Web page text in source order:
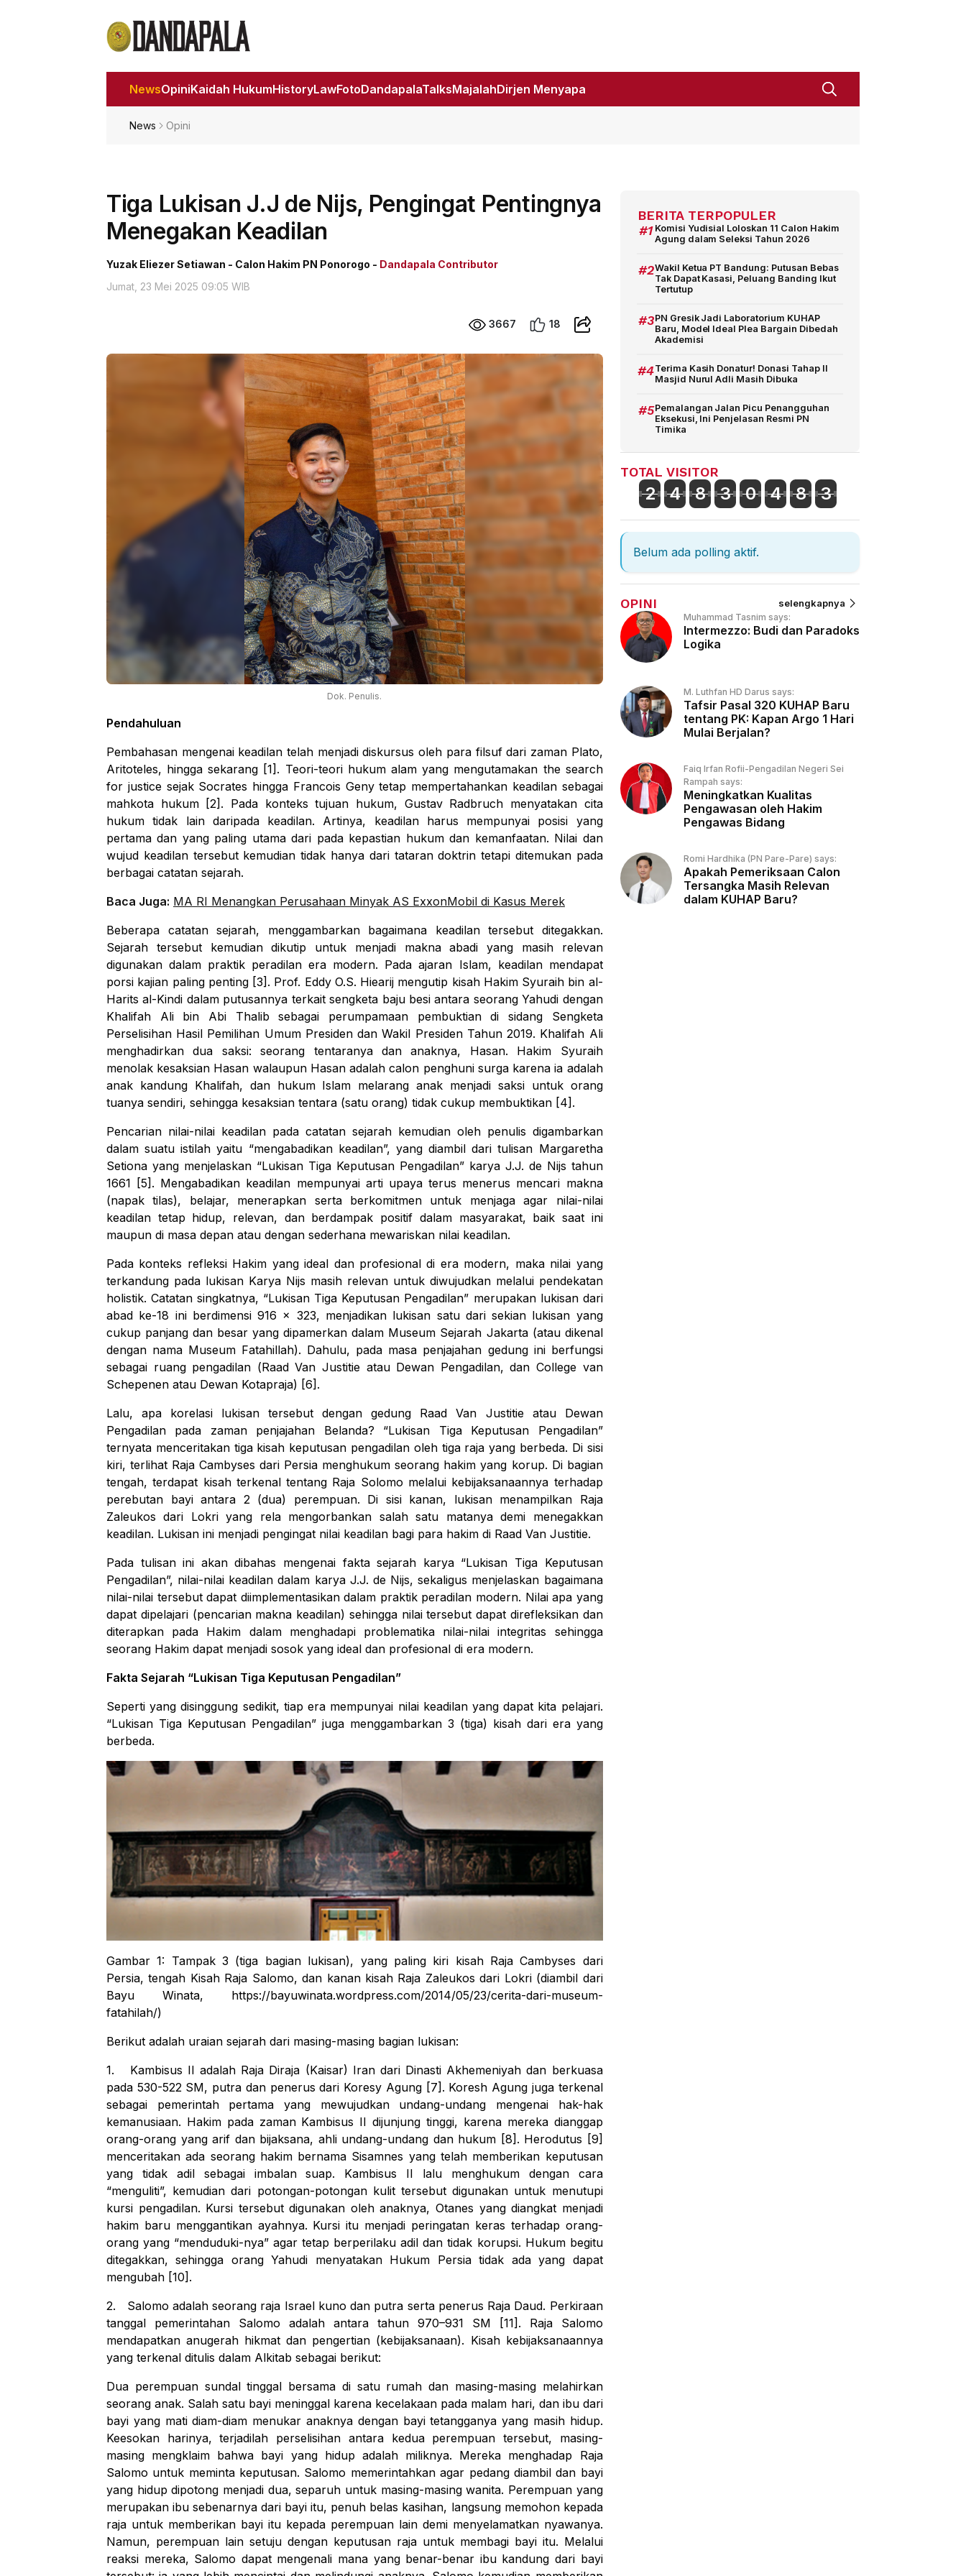
NewsOpiniKaidah HukumHistoryLawFotoDandapalaTalksMajalahDirjen Menyapa
News Opini
Tiga Lukisan J.J de Nijs, Pengingat Pentingnya
Menegakan Keadilan
Yuzak Eliezer Setiawan - Calon Hakim PN Ponorogo - Dandapala Contributor
Jumat, 23 Mei 2025 09:05 WIB
3667 18
Dok. Penulis.
Pendahuluan
Pembahasan mengenai keadilan telah menjadi diskursus oleh para filsuf dari zaman Plato,
Aritoteles, hingga sekarang [1]. Teori-teori hukum alam yang mengutamakan the search
for justice sejak Socrates hingga Francois Geny tetap mempertahankan keadilan sebagai
mahkota hukum [2]. Pada konteks tujuan hukum, Gustav Radbruch menyatakan cita
hukum tidak lain daripada keadilan.
Artinya, keadilan harus mempunyai posisi yang
pertama dan yang paling utama dari pada kepastian hukum dan kemanfaatan. Nilai dan
wujud keadilan tersebut kemudian tidak hanya dari tataran doktrin tetapi ditemukan pada
berbagai catatan sejarah.
Baca Juga: MA RI Menangkan Perusahaan Minyak AS ExxonMobil di Kasus Merek
Beberapa catatan sejarah, menggambarkan bagaimana keadilan tersebut ditegakkan.
Sejarah tersebut kemudian dikutip untuk menjadi makna abadi yang masih relevan
digunakan dalam praktik peradilan era modern. Pada ajaran Islam, keadilan mendapat
porsi kajian paling penting [3]. Prof. Eddy O.S. Hiearij mengutip kisah Hakim Syuraih bin al-
Harits al-Kindi dalam putusannya terkait sengketa baju besi antara seorang Yahudi dengan
Khalifah Ali bin Abi Thalib sebagai perumpamaan pembuktian di sidang Sengketa
Perselisihan Hasil Pemilihan Umum Presiden dan Wakil Presiden Tahun 2019. Khalifah Ali
menghadirkan dua saksi: seorang tentaranya dan anaknya, Hasan. Hakim Syuraih
menolak kesaksian Hasan walaupun Hasan adalah calon penghuni surga karena ia adalah
anak kandung Khalifah, dan hukum Islam melarang anak menjadi saksi untuk orang
tuanya sendiri, sehingga kesaksian tentara (satu orang) tidak cukup membuktikan [4].
Pencarian nilai-nilai keadilan pada catatan sejarah kemudian oleh penulis digambarkan
dalam suatu istilah yaitu “mengabadikan keadilan”, yang diambil dari tulisan Margaretha
Setiona yang menjelaskan “Lukisan Tiga Keputusan Pengadilan” karya J.J. de Nijs tahun
1661 [5]. Mengabadikan keadilan mempunyai arti upaya terus menerus mencari makna
(napak tilas), belajar, menerapkan serta berkomitmen untuk menjaga agar nilai-nilai
keadilan tetap hidup, relevan, dan berdampak positif dalam masyarakat, baik saat ini
maupun di masa depan atau dengan sederhana mewariskan nilai keadilan.
Pada konteks refleksi Hakim yang ideal dan profesional di era modern, maka nilai yang
terkandung pada lukisan Karya Nijs masih relevan untuk diwujudkan melalui pendekatan
holistik. Catatan singkatnya, “Lukisan Tiga Keputusan Pengadilan” merupakan lukisan dari
abad ke-18 ini berdimensi 916 x 323, menjadikan lukisan satu dari sekian lukisan yang
cukup panjang dan besar yang dipamerkan dalam Museum Sejarah Jakarta (atau dikenal
dengan nama Museum Fatahillah). Dahulu, pada masa penjajahan gedung ini berfungsi
sebagai ruang pengadilan (Raad Van Justitie atau Dewan Pengadilan,dan College van
Schepenen atau Dewan Kotapraja) [6].
Lalu, apa korelasi lukisan tersebut dengan gedung Raad Van Justitie atau Dewan
Pengadilan pada zaman penjajahan Belanda? “Lukisan Tiga Keputusan Pengadilan”
ternyata menceritakan tiga kisah keputusan pengadilan oleh tiga raja yang berbeda. Di sisi
kiri, terlihat Raja Cambyses dari Persia menghukum seorang hakim yang korup. Di bagian
tengah, terdapat kisah terkenal tentang Raja Solomo melalui kebijaksanaannya terhadap
perebutan bayi antara 2 (dua) perempuan. Di sisi kanan, lukisan menampilkan Raja
Zaleukos dari Lokri yang rela mengorbankan salah satu matanya demi menegakkan
keadilan. Lukisan ini menjadi pengingat nilai keadilan bagi para hakim di Raad Van Justitie.
Pada tulisan ini akan dibahas mengenai fakta sejarah karya “Lukisan Tiga Keputusan
Pengadilan”, nilai-nilai keadilan dalam karya J.J. de Nijs, sekaligus menjelaskan bagaimana
nilai-nilai tersebut dapat diimplementasikan dalam praktik peradilan modern. Nilai apa yang
dapat dipelajari (pencarian makna keadilan) sehingga nilai tersebut dapat direfleksikan dan
diterapkan pada Hakim dalam menghadapi problematika nilai-nilai integritas sehingga
seorang Hakim dapat menjadi sosok yang ideal dan profesional di era modern.
Fakta Sejarah “Lukisan Tiga Keputusan Pengadilan”
Seperti yang disinggung sedikit, tiap era mempunyai nilai keadilan yang dapat kita pelajari.
“Lukisan Tiga Keputusan Pengadilan” juga menggambarkan 3 (tiga) kisah dari era yang
berbeda.
Gambar 1: Tampak 3 (tiga bagian lukisan), yang paling kiri kisah Raja Cambyses dari
Persia, tengah Kisah Raja Salomo, dan kanan kisah Raja Zaleukos dari Lokri (diambil dari
Bayu Winata, https://bayuwinata.wordpress.com/2014/05/23/cerita-dari-museum-
fatahilah/)
Berikut adalah uraian sejarah dari masing-masing bagian lukisan:
1.
Kambisus II adalah Raja Diraja (Kaisar) Iran dari Dinasti Akhemeniyah dan berkuasa
pada 530-522 SM, putra dan penerus dari Koresy Agung [7]. Koresh Agung juga terkenal
sebagai pemerintah pertama yang mewujudkan undang-undang mengenai hak-hak
kemanusiaan. Hakim pada zaman Kambisus II dijunjung tinggi, karena mereka dianggap
orang-orang yang arif dan bijaksana, ahli undang-undang dan hukum [8]. Herodutus [9]
menceritakan ada seorang hakim bernama Sisamnes yang telah memberikan keputusan
yang tidak adil sebagai imbalan suap. Kambisus II lalu menghukum dengan cara
“menguliti”, kemudian dari potongan-potongan kulit tersebut digunakan untuk menutupi
kursi pengadilan. Kursi tersebut digunakan oleh anaknya, Otanes yang diangkat menjadi
hakim baru menggantikan ayahnya. Kursi itu menjadi peringatan keras terhadap orang-
orang yang “menduduki-nya” agar tetap berperilaku adil dan tidak korupsi. Hukum begitu
ditegakkan, sehingga orang Yahudi menyatakan Hukum Persia tidak ada yang dapat
mengubah [10].
2.
Salomo adalah seorang raja Israel kuno dan putra serta penerus Raja Daud. Perkiraan
tanggal pemerintahan Salomo adalah antara tahun 970–931 SM [11]. Raja Salomo
mendapatkan anugerah hikmat dan pengertian (kebijaksanaan). Kisah kebijaksanaannya
yang terkenal ditulis dalam Alkitab sebagai berikut:
Dua perempuan sundal tinggal bersama di satu rumah dan masing-masing melahirkan
seorang anak. Salah satu bayi meninggal karena kecelakaan pada malam hari, dan ibu dari
bayi yang mati diam-diam menukar anaknya dengan bayi tetangganya yang masih hidup.
Keesokan harinya, terjadilah perselisihan antara kedua perempuan tersebut, masing-
masing mengklaim bahwa bayi yang hidup adalah miliknya. Mereka menghadap Raja
Salomo untuk meminta keputusan. Salomo memerintahkan agar pedang diambil dan bayi
yang hidup dipotong menjadi dua, separuh untuk masing-masing wanita. Perempuan yang
merupakan ibu sebenarnya dari bayi itu, penuh belas kasihan, langsung memohon kepada
raja untuk memberikan bayi itu kepada perempuan lain demi menyelamatkan nyawanya.
Namun, perempuan lain setuju dengan keputusan raja untuk membagi bayi itu. Melalui
reaksi mereka, Salomo dapat mengenali mana yang benar-benar ibu kandung dari bayi
BERITA TERPOPULER
#1 Komisi Yudisial Loloskan 11 Calon Hakim
Agung dalam Seleksi Tahun 2026
#2Wakil Ketua PT Bandung: Putusan Bebas
Tak Dapat Kasasi, Peluang Banding Ikut
Tertutup
#3PN Gresik Jadi Laboratorium KUHAP
Baru, Model Ideal Plea Bargain Dibedah
Akademisi
#4Terima Kasih Donatur! Donasi Tahap II
Masjid Nurul Adli Masih Dibuka
#5Pemalangan Jalan Picu Penangguhan
Eksekusi, Ini Penjelasan Resmi PN
Timika
TOTAL VISITOR
2 4 8 3 0 4 8 3
Belum ada polling aktif.
OPINI selengkapnya
Muhammad Tasnim says:
Intermezzo: Budi dan Paradoks
Logika
M. Luthfan HD Darus says:
Tafsir Pasal 320 KUHAP Baru
tentang PK: Kapan Argo 1 Hari
Mulai Berjalan?
Faiq Irfan Rofii-Pengadilan Negeri Sei
Rampah says:
Meningkatkan Kualitas
Pengawasan oleh Hakim
Pengawas Bidang
Romi Hardhika (PN Pare-Pare) says:
Apakah Pemeriksaan Calon
Tersangka Masih Relevan
dalam KUHAP Baru?